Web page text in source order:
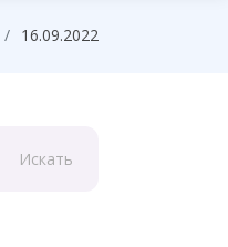
16.09.2022
Искать